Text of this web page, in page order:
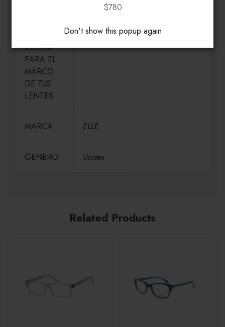
$780
Don't show this popup again
COLOR
PARA EL
MARCO
DE TUS
LENTES
Violeta VO
MARCA ELLE
GENERO Unisex
Related Products